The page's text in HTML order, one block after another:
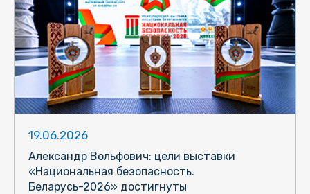
19.06.2026
Александр Вольфович: цели выставки
«Национальная безопасность.
Беларусь-2026» достигнуты